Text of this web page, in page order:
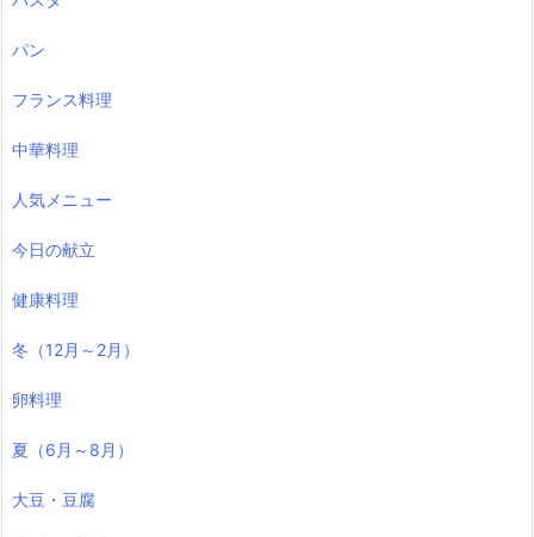
パン
フランス料理
中華料理
人気メニュー
今日の献立
健康料理
冬（12月～2月）
卵料理
夏（6月～8月）
大豆・豆腐